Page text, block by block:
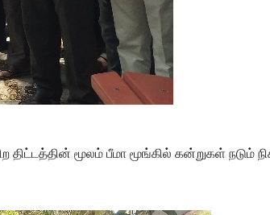
திட்டத்தின் மூலம் பீமா மூங்கில் கன்றுகள் நடும்